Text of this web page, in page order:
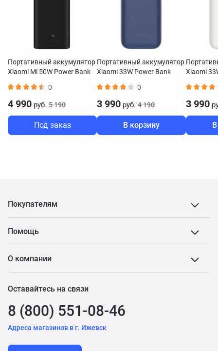
Портативный аккумулятор
Xiaomi Mi 50W Power Bank
BHR5121GL 0
4 990 руб. 5 190
Под заказ
Портативный аккумулятор
Xiaomi 33W Power Bank
синий BHR5785GL
0
3 990 руб. 4 190
В корзину
Xiaomi
белый
3 990
Покупателям
Помощь
О компании
Оставайтесь на связи
8 (800) 551-08-46
Адреса магазинов в г. Ижевск